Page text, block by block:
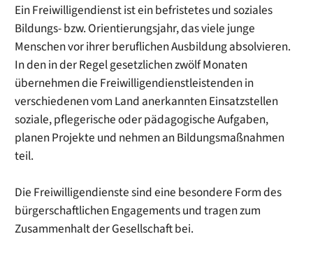
Ein Freiwilligendienst ist ein befristetes und soziales
Bildungs- bzw. Orientierungsjahr, das viele junge
Menschen vor ihrer beruflichen Ausbildung absolvieren.
In den in der Regel gesetzlichen zwölf Monaten
übernehmen die Freiwilligendienstleistenden in
verschiedenen vom Land anerkannten Einsatzstellen
soziale, pflegerische oder pädagogische Aufgaben,
planen Projekte und nehmen an Bildungsmaßnahmen
teil.
Die Freiwilligendienste sind eine besondere Form des
bürgerschaftlichen Engagements und tragen zum
Zusammenhalt der Gesellschaft bei.